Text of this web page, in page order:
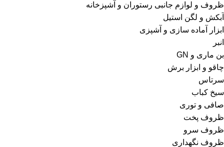
ظروف و لوازم جانبی رستوران و آشپزخانه
آبکش و لگن استیل
ابزار آماده سازی و آشپزی
انبر
بن ماری و GN
چاقو و ابزار برش
سرتاس
سیخ کباب
صافی و توری
ظروف پخت
ظروف سرو
ظروف نگهداری